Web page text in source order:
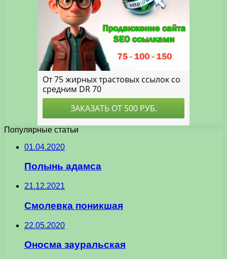
Популярные статьи
01.04.2020
Полынь адамса
21.12.2021
Смолевка поникшая
22.05.2020
Оносма зауральская